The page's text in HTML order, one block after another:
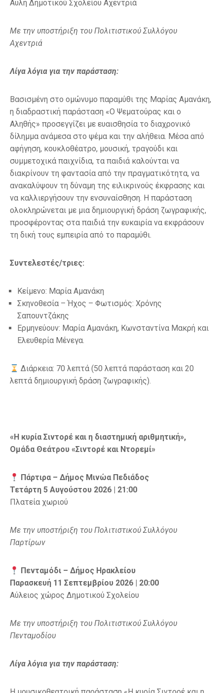
Αυλή Δημοτικού Σχολείου Αχεντριά
Με την υποστήριξη του Πολιτιστικού Συλλόγου
Αχεντριά
Λίγα λόγια για την παράσταση:
Βασισμένη στο ομώνυμο παραμύθι της Μαρίας Αμανάκη,
η διαδραστική παράσταση «Ο Ψεματούρας και ο
Αληθής» προσεγγίζει με ευαισθησία το διαχρονικό
δίλημμα ανάμεσα στο ψέμα και την αλήθεια. Μέσα από
αφήγηση, κουκλοθέατρο, μουσική, τραγούδι και
συμμετοχικά παιχνίδια, τα παιδιά καλούνται να
διακρίνουν τη φαντασία από την πραγματικότητα, να
ανακαλύψουν τη δύναμη της ειλικρινούς έκφρασης και
να καλλιεργήσουν την ενσυναίσθηση. Η παράσταση
ολοκληρώνεται με μια δημιουργική δράση ζωγραφικής,
προσφέροντας στα παιδιά την ευκαιρία να εκφράσουν
τη δική τους εμπειρία από το παραμύθι.
Συντελεστές/τριες:
Κείμενο: Μαρία Αμανάκη
Σκηνοθεσία – Ήχος – Φωτισμός: Χρόνης
Σαπουντζάκης
Ερμηνεύουν: Μαρία Αμανάκη, Κωνσταντίνα Μακρή και
Ελευθερία Μένεγα.
Διάρκεια: 70 λεπτά (50 λεπτά παράσταση και 20
λεπτά δημιουργική δράση ζωγραφικής).
«Η κυρία Σιντορέ και η διαστημική αριθμητική»,
Ομάδα Θεάτρου «Σιντορέ και Ντορεμί»
Πάρτιρα – Δήμος Μινώα Πεδιάδος
Τετάρτη 5 Αυγούστου 2026 | 21:00
Πλατεία χωριού
Με την υποστήριξη του Πολιτιστικού Συλλόγου
Παρτίρων
Πενταμόδι – Δήμος Ηρακλείου
Παρασκευή 11 Σεπτεμβρίου 2026 | 20:00
Αύλειος χώρος Δημοτικού Σχολείου
Με την υποστήριξη του Πολιτιστικού Συλλόγου
Πενταμοδίου
Λίγα λόγια για την παράσταση: